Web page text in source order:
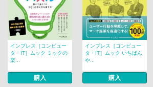
インプレス［コンピュー
タ・IT］ムック ミックの
楽...
購入
インプレス［コンピュー
タ・IT］ムック いちばん
や...
購入